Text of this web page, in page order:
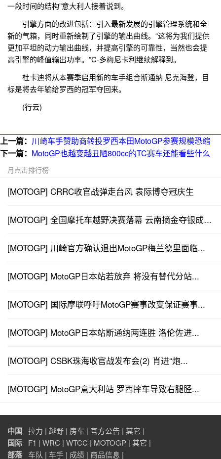
一段时间的结构”意大利人接着说到。
引擎方面的改进包括：引入最新发展的引擎管理系统和全
新的气箱，同时重新绘制了引擎的输出曲线。“这将为我们提供
更加平坦的动力输出曲线，并提高引擎的可靠性，当然也会提
高引擎的峰值输出功率。”C-多梅尼卡利继续解释到。
杜卡迪将从本赛季启用新的车手组合斯通纳 尼克海登，目
标是将去年输给罗西的冠军夺回来。
(行云)
上一篇： 川崎车手赞助商转投罗西本田MotoGP参赛规模恐缩
下一篇： MotoGP也越变越丑陋800cc的TC赛车还能看些什么
月点击排行榜
[MOTOGP] CRRC收官战弹走台风 袁际博夺冠庆生
[MOTOGP] 全国摩托车越野决赛落幕 云南摘金夺银成大...
[MOTOGP] 川崎官方确认退出MotoGP梅兰德里面临...
[MOTOGP] MotoGP日本站若放弃 将没有替代分站...
[MOTOGP] 国际摩联呼吁MotoGP赛事改变保证赛事...
[MOTOGP] MotoGP日本站斯通纳两连胜 洛伦佐进...
[MOTOGP] CSBK珠海收官战发布会(2) 肖进“炮...
[MOTOGP] MotoGP意大利站 罗西摔车导致右腿胫...
中国 拉力 | 越野 | 房车 | 官方公告 | 其它 |
国际 F1 | WRC | WTCC | MOTOGP | 其它 |
部落 车队 | 车手 | 成绩 | 商品信息 |